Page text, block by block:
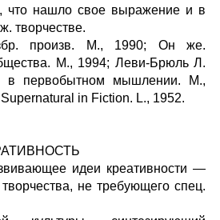
что нашло свое выражение и в
творчестве.
произв. М., 1990; Он же.
М., 1994; Леви-Брюль Л.
в первобытном мышлении. М.,
in Fiction. L., 1952.
идеи креативности —
не требующего спец.